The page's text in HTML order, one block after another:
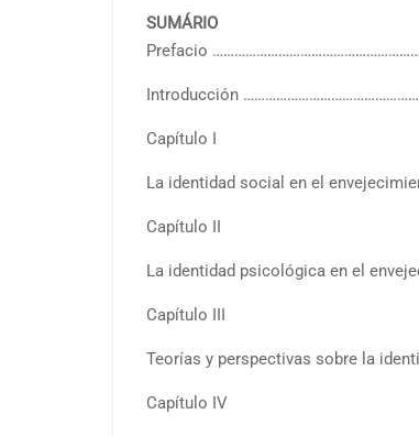
SUMÁRIO
Prefacio
Introducción
Capítulo I
La identidad social en el
Capítulo II
La identidad psicológica en el
Capítulo III
Teorías y perspectivas sobre la
Capítulo IV